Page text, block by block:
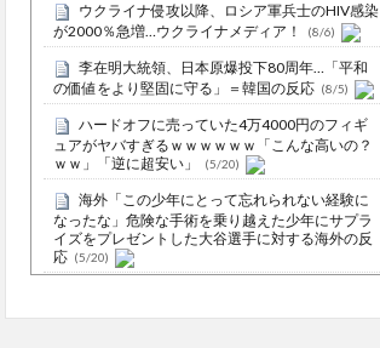
ウクライナ侵攻以降、ロシア軍兵士のHIV感染
が2000％急増…ウクライナメディア！
(8/6)
李在明大統領、日本原爆投下80周年…「平和
の価値をより堅固に守る」＝韓国の反応 (8/5)
ハードオフに売っていた4万4000円のフィギ
ュアがヤバすぎるｗｗｗｗｗｗ「こんな高いの？
ｗｗ」「逆に超安い」
(5/20)
海外「この少年にとって忘れられない経験に
なったな」危険な手術を乗り越えた少年にサプラ
イズをプレゼントした大谷選手に対する海外の反
応 (5/20)